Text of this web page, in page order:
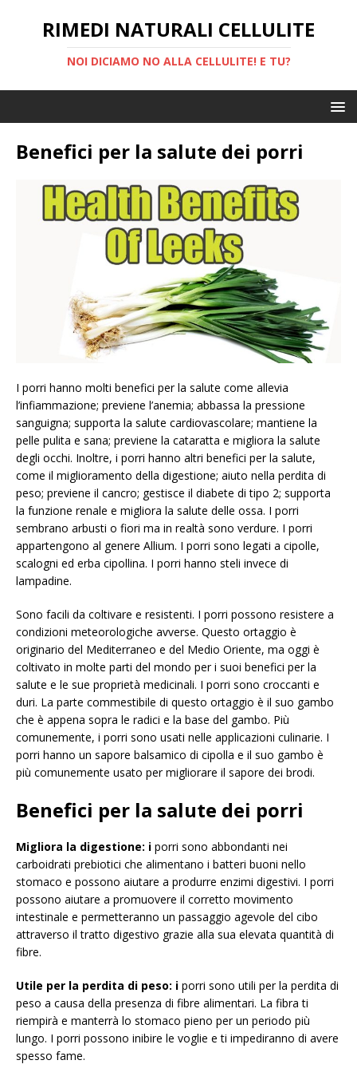
RIMEDI NATURALI CELLULITE
NOI DICIAMO NO ALLA CELLULITE! E TU?
Benefici per la salute dei porri
I porri hanno molti benefici per la salute come allevia
l’infiammazione; previene l’anemia; abbassa la pressione
sanguigna; supporta la salute cardiovascolare; mantiene la
pelle pulita e sana; previene la cataratta e migliora la salute
degli occhi. Inoltre, i porri hanno altri benefici per la salute,
come il miglioramento della digestione; aiuto nella perdita di
peso; previene il cancro; gestisce il diabete di tipo 2; supporta
la funzione renale e migliora la salute delle ossa. I porri
sembrano arbusti o fiori ma in realtà sono verdure. I porri
appartengono al genere Allium. I porri sono legati a cipolle,
scalogni ed erba cipollina. I porri hanno steli invece di
lampadine.
Sono facili da coltivare e resistenti. I porri possono resistere a
condizioni meteorologiche avverse. Questo ortaggio è
originario del Mediterraneo e del Medio Oriente, ma oggi è
coltivato in molte parti del mondo per i suoi benefici per la
salute e le sue proprietà medicinali. I porri sono croccanti e
duri. La parte commestibile di questo ortaggio è il suo gambo
che è appena sopra le radici e la base del gambo. Più
comunemente, i porri sono usati nelle applicazioni culinarie. I
porri hanno un sapore balsamico di cipolla e il suo gambo è
più comunemente usato per migliorare il sapore dei brodi.
Benefici per la salute dei porri
Migliora la digestione: i porri sono abbondanti nei
carboidrati prebiotici che alimentano i batteri buoni nello
stomaco e possono aiutare a produrre enzimi digestivi. I porri
possono aiutare a promuovere il corretto movimento
intestinale e permetteranno un passaggio agevole del cibo
attraverso il tratto digestivo grazie alla sua elevata quantità di
fibre.
Utile per la perdita di peso: i porri sono utili per la perdita di
peso a causa della presenza di fibre alimentari. La fibra ti
riempirà e manterrà lo stomaco pieno per un periodo più
lungo. I porri possono inibire le voglie e ti impediranno di avere
spesso fame.